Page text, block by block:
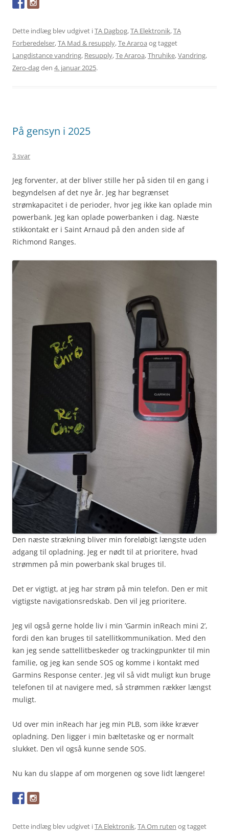
Dette indlæg blev udgivet iTA Dagbog,TA Elektronik,TA
Forberedelser,TA Mad & resupply,Te Araroa og tagget
Langdistance vandring, Resupply,Te Araroa,Thruhike,Vandring,
Zero-dagden 4. januar 2025.
På gensyn i 2025
3 svar
Jeg forventer, at der bliver stille her på siden til en gang i
begyndelsen af det nye år. Jeg har begrænset
strømkapacitet i de perioder, hvor jeg ikke kan oplade min
powerbank. Jeg kan oplade powerbanken i dag. Næste
stikkontakt er i Saint Arnaud på den anden side af
Richmond Ranges.
Den næste strækning bliver min foreløbigt længste uden
adgang til opladning. Jeg er nødt til at prioritere, hvad
strømmen på min powerbank skal bruges til.
Det er vigtigt, at jeg har strøm på min telefon. Den er mit
vigtigste navigationsredskab. Den vil jeg prioritere.
Jeg vil også gerne holde liv i min ‘Garmin inReach mini 2’,
fordi den kan bruges til satellitkommunikation. Med den
kan jeg sende sattellitbeskeder og trackingpunkter til min
familie, og jeg kan sende SOS og komme i kontakt med
Garmins Response center. Jeg vil så vidt muligt kun bruge
telefonen til at navigere med, så strømmen rækker længst
muligt.
Ud over min inReach har jeg min PLB, som ikke kræver
opladning. Den ligger i min bæltetaske og er normalt
slukket. Den vil også kunne sende SOS.
Nu kan du slappe af om morgenen og sove lidt længere!
Dette indlæg blev udgivet iTA Elektronik,TA Om ruten og tagget